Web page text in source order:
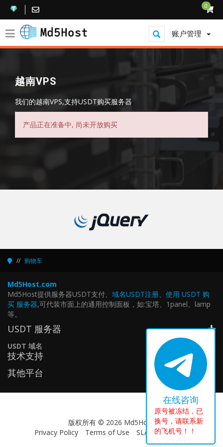
0
账户管理
越南VPS
我们的越南VPS,支持USDT购买服务器
产品正在准备中, 尚未开放购买
购物车
Md5Host.com
Md5Host提供服务器USDT支付、 域名USDT注册、 使用 USDT 购
买 服务器,可代装市面上的通用控制面板，如:宝塔、1panel、lamp
等。
USDT 服务器
USDT 域名
技术支持
其他平台
版权所有 © 2026 Md5Host.
Privacy Policy
Terms of Use SLA Aggrement
在线咨询
原号被冻结，已
换号，请联系新
的飞机号！！